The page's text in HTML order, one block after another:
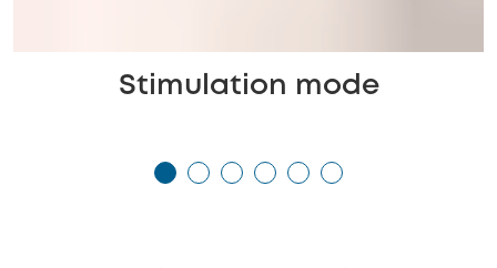
Stimulation mode